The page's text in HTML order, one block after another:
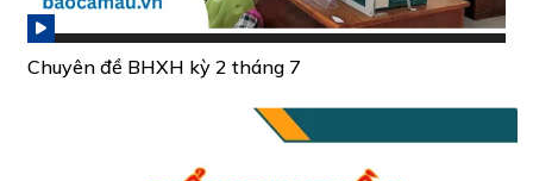
Chuyên đề BHXH kỳ 2 tháng 7